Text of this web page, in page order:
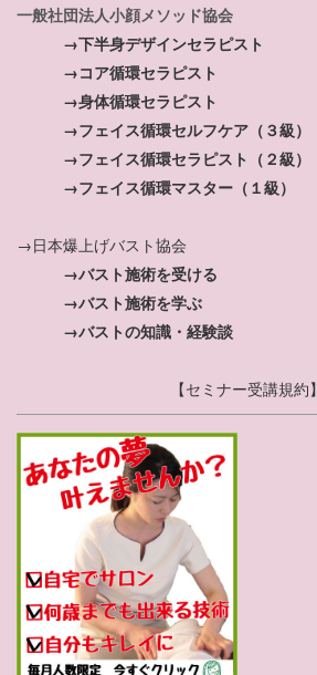
一般社団法人小顔メソッド協会
→下半身デザインセラピスト
→コア循環セラピスト
→身体循環セラピスト
→フェイス循環セルフケア（３級）
→フェイス循環セラピスト（２級）
→フェイス循環マスター（１級）
→日本爆上げバスト協会
→バスト施術を受ける
→バスト施術を学ぶ
→バストの知識・経験談
【セミナー受講規約】